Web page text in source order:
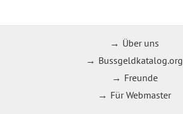
Über uns
Bussgeldkatalog.org
Freunde
Für Webmaster